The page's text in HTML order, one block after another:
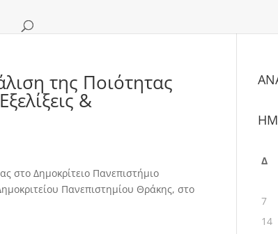
της Ποιότητας
&
Δημοκρίτειο Πανεπιστήμιο
Πανεπιστημίου Θράκης, στο
Δ
7
14